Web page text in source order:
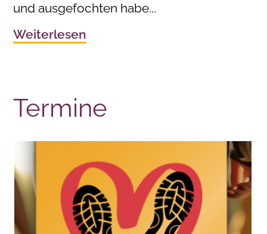
und ausgefochten habe...
Weiterlesen
Termine